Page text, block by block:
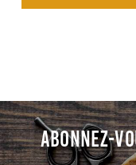
ABONNEZ-